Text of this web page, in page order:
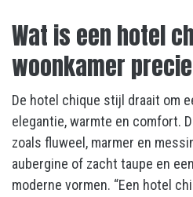
Wat is een hotel
woonkamer
De hotel chique stijl draait om
elegantie, warmte en comfort.
zoals fluweel, marmer en
aubergine of zacht taupe en
moderne vormen. “Een hotel